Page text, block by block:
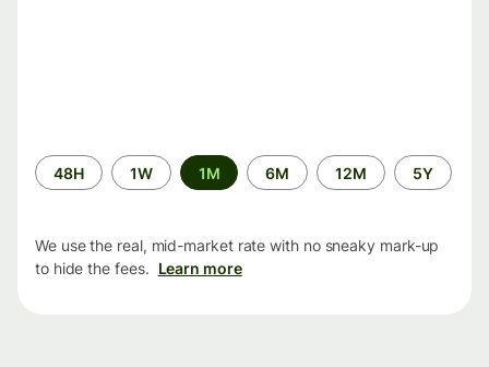
Time
period
48H 1W 1M 6M 12M 5Y
We use the real, mid-market rate with no sneaky mark-up
to hide the fees. Learn more